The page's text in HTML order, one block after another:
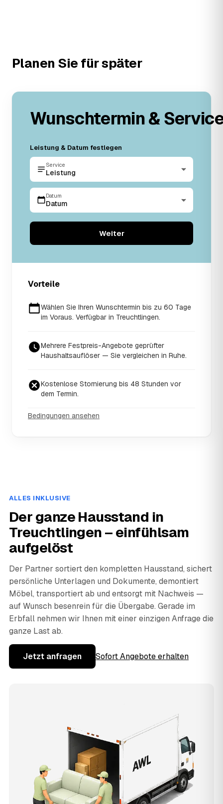
Planen Sie für später
Wunschtermin &
Leistung & Datum festlegen
Service
Leistung
Datum
Datum
Weiter
Vorteile
Wählen Sie Ihren Wunschtermin bis zu 60 Tage
im Voraus. Verfügbar in Treuchtlingen.
Mehrere Festpreis-Angebote geprüfter
Haushaltsauflöser — Sie vergleichen in Ruhe.
Kostenlose Stornierung bis 48 Stunden vor
dem Termin.
Bedingungen ansehen
ALLES INKLUSIVE
Der ganze Hausstand in
Treuchtlingen – einfühlsam
aufgelöst
Der Partner sortiert den kompletten Hausstand, sichert
persönliche Unterlagen und Dokumente, demontiert
Möbel, transportiert ab und entsorgt mit Nachweis —
auf Wunsch besenrein für die Übergabe. Gerade im
Erbfall nehmen wir Ihnen mit einer einzigen Anfrage die
ganze Last ab.
Jetzt anfragen Sofort Angebote erhalten